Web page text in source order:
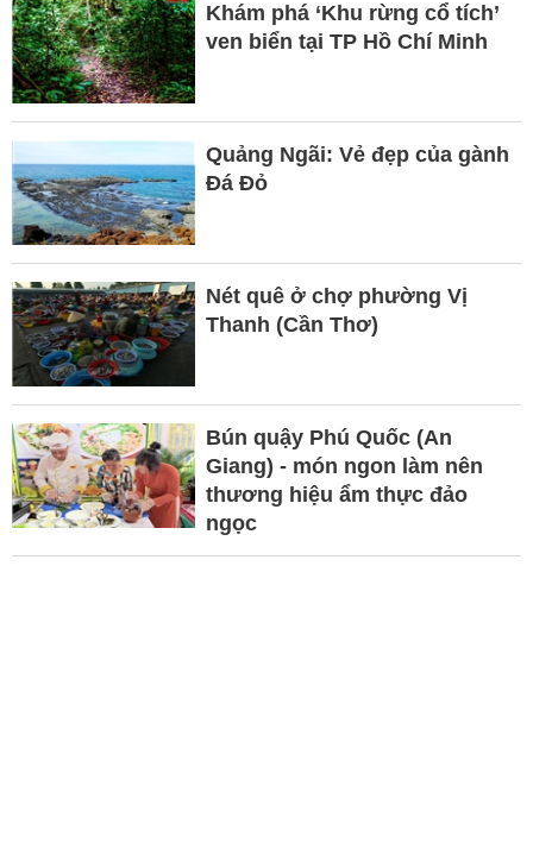
Khám phá ‘Khu rừng cổ tích’
ven biển tại TP Hồ Chí Minh
Quảng Ngãi: Vẻ đẹp của gành
Đá Đỏ
Nét quê ở chợ phường Vị
Thanh (Cần Thơ)
Bún quậy Phú Quốc (An
Giang) - món ngon làm nên
thương hiệu ẩm thực đảo
ngọc